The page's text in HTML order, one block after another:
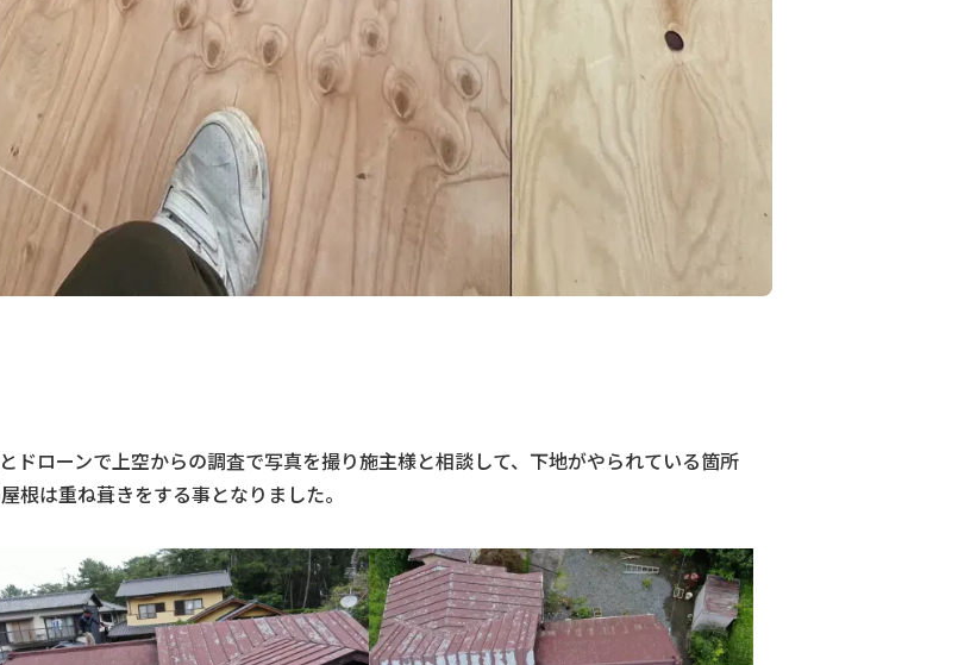
ドローンで上空からの調査で写真を撮り施主様と相談して、下地がやられている箇所
根は重ね葺きをする事となりました。